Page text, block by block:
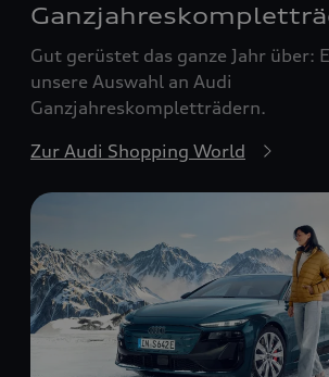
Gut gerüstet das ganze Jahr über:
unsere Auswahl an Audi
Ganzjahreskompletträdern.
Zur Audi Shopping World